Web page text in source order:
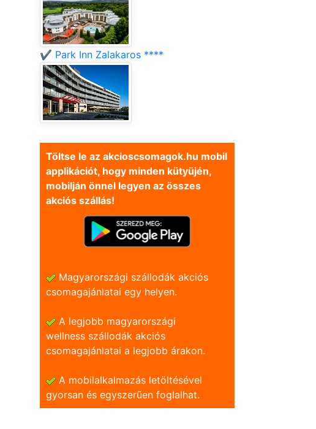
✔️ Park Inn Zalakaros ****
Töltse le az akcioscsomagok.hu mobil
applikációt, hogy minden kütyüjén,
mobilján önnel legyen az összes
akciós szállás!
Magyarországi szállodák akciós
csomagajánlatai egy helyen.
A legjobb magyarországi
wellness szállodák akciós
csomagajánlatai a legjobb árakon.
A mobilalkalmazás letöltésével
gyorsan és egyszerũen foglalhat.